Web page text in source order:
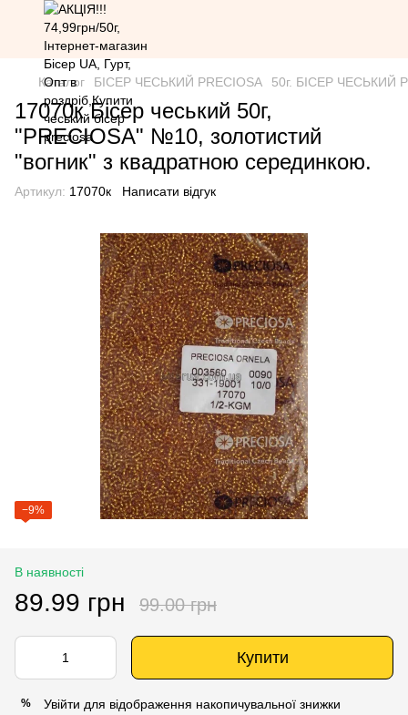
Каталог БІСЕР ЧЕСЬКИЙ PRECIOSA 50г. БІСЕР ЧЕСЬКИЙ
17070к Бісер чеський 50г,
"PRECIOSA" №10, золотистий
"вогник" з квадратною серединкою.
Артикул: 17070к Написати відгук
−9%
В наявності
89.99 грн 99.00 грн
Купити
% Увійти для відображення накопичувальної знижки